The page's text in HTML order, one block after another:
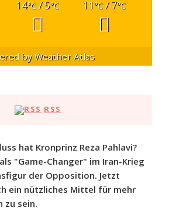
14°C / 5°C 11°C/ 7°C
byWeather Atlas
RSS
hat Kronprinz Reza Pahlavi?
"Game-Changer" im Iran-Krieg
der Opposition. Jetzt
ein nützliches Mittel für mehr
zu sein.